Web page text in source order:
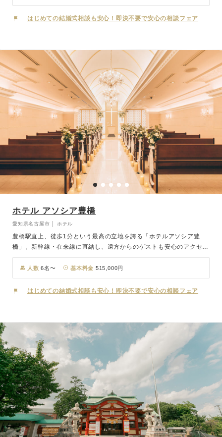
スタイリッシュな空間で、待合スペースやパーティ会場、ガーデン付
きチャペルまでフロアごとに趣向を凝らした造りをすべて貸切に。お
きな魅力。邸宅だからこそ感じられる、非日常とくつろぎが調和した
ひとときが、おふたりとゲストにかけがえのない思い出を紡ぎます。
はじめての結婚式相談も安心！即決不要で安心の相談フェア
ホテル アソシア豊橋
愛知県名古屋市 │ ホテル
豊橋駅直上、徒歩1分という最高の立地を誇る「ホテルアソシア豊
橋」。新幹線・在来線に直結し、遠方からのゲストも安心のアクセス
です。館内には多彩な挙式スタイルをご用意。繊細なディテールとシ
ャンデリアのやわらかな光に包まれたチャペルでは、扉を開けると純
白のヴァージンロードが輝き、やわらかな光をまとった十字架のも
と、幻想的な雰囲気に包まれて永遠の愛を誓えます。 総御影石の床
祝福されながら、フラワーシャワーやブーケトスを楽しむ開放的なセ
レモニーが叶います。アクセス、空間、そして多彩な挙式スタイル。
「ホテルアソシア豊橋」が、おふたりの人生に寄り添う特別な一日を
彩ります。
人数 6名〜 基本料金 515,000円
はじめての結婚式相談も安心！即決不要で安心の相談フェア